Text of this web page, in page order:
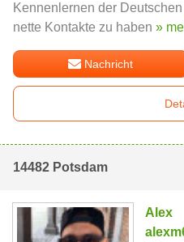
Kennenlernen der
nette Kontakte zu haben »
Nachricht
14482 Potsdam
Alex